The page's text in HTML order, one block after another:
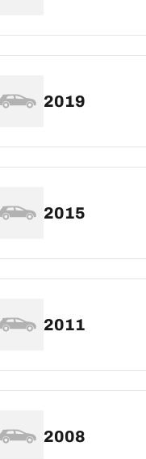
2019
2015
2011
2008